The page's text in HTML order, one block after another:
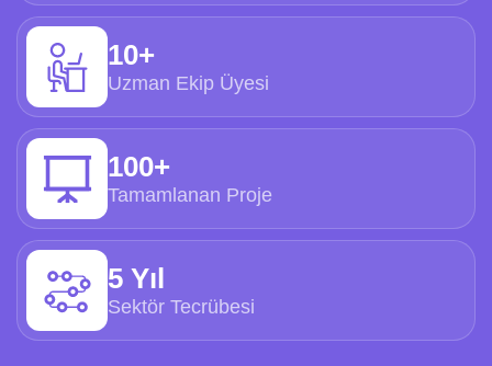
10+
Uzman Ekip Üyesi
100+
Tamamlanan Proje
5 Yıl
Sektör Tecrübesi